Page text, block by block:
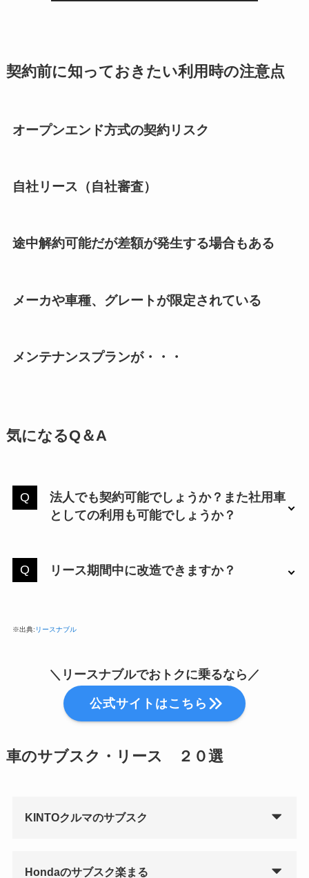
契約前に知っておきたい利用時の注意点
オープンエンド方式の契約リスク
自社リース（自社審査）
途中解約可能だが差額が発生する場合もある
メーカや車種、グレートが限定されている
メンテナンスプランが・・・
気になるQ＆A
法人でも契約可能でしょうか？また社用車
としての利用も可能でしょうか？
リース期間中に改造できますか？
※出典: リースナブル
＼ リースナブルでおトクに乗るなら ／
公式サイトはこちら
車のサブスク・リース ２０選
KINTOクルマのサブスク
Hondaのサブスク楽まる